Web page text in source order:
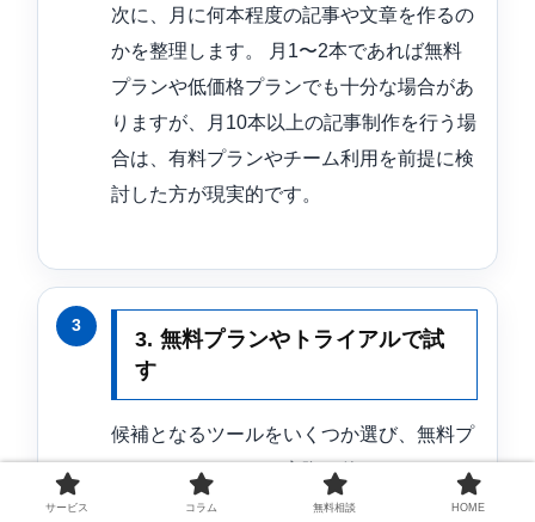
次に、月に何本程度の記事や文章を作るの
かを整理します。 月1〜2本であれば無料
プランや低価格プランでも十分な場合があ
りますが、月10本以上の記事制作を行う場
合は、有料プランやチーム利用を前提に検
討した方が現実的です。
3. 無料プランやトライアルで試
す
候補となるツールをいくつか選び、無料プ
ランやトライアルで実際に使ってみましょ
う。 自社のキーワードや商品・サービス
サービス コラム 無料相談 HOME